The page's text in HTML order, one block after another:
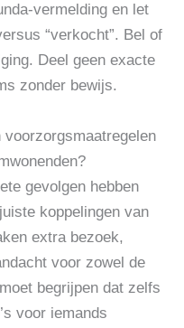
en let
“verkocht”. Bel of
Deel geen exacte
zonder bewijs.
gevolgen hebben
koppelingen van
extra bezoek,
voor zowel de
begrijpen dat zelfs
voor iemands